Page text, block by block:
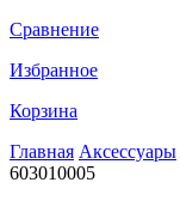
Сравнение
Избранное
Корзина
Главная Аксессуары
603010005